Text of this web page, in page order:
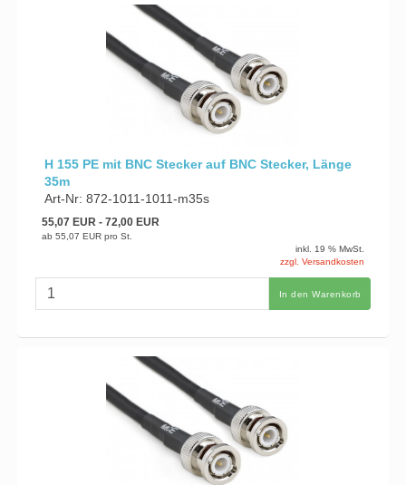
H 155 PE mit BNC Stecker auf BNC Stecker, Länge
35m
Art-Nr: 872-1011-1011-m35s
55,07 EUR- 72,00 EUR
ab 55,07 EUR pro St.
inkl. 19 % MwSt.
zzgl. Versandkosten
In den Warenkorb